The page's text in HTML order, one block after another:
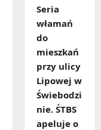
Seria
włamań
do
mieszkań
przy ulicy
Lipowej w
Świebodzi
nie. ŚTBS
apeluje o